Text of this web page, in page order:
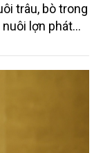
trâu, bò trong
lợn phát
và sản lượng